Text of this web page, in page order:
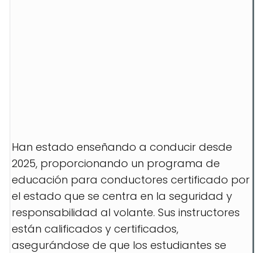
Han estado enseñando a conducir desde
2025, proporcionando un programa de
educación para conductores certificado por
el estado que se centra en la seguridad y
responsabilidad al volante. Sus instructores
están calificados y certificados,
asegurándose de que los estudiantes se